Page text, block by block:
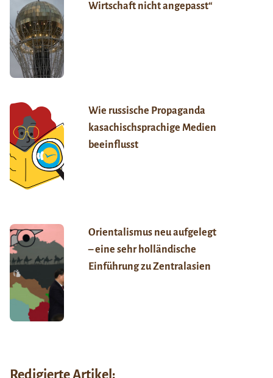
Wirtschaft nicht angepasst“
Wie russische Propaganda
kasachischsprachige Medien
beeinflusst
Orientalismus neu aufgelegt
– eine sehr holländische
Einführung zu Zentralasien